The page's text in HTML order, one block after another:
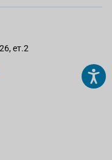
ет.2